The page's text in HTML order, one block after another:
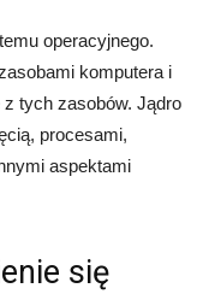
operacyjnego.
komputera i
tych zasobów. Jądro
procesami,
aspektami
się